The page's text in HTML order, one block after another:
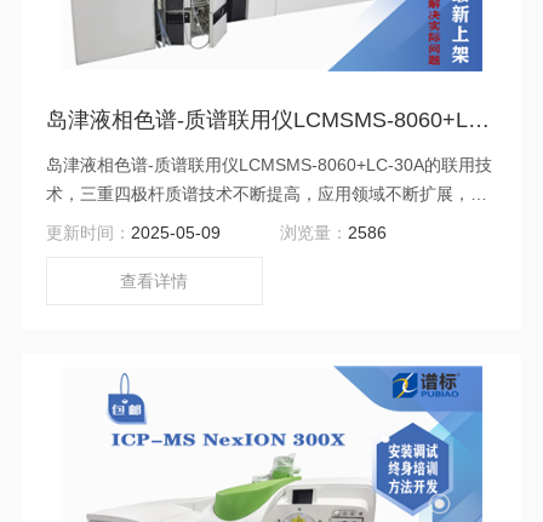
岛津液相色谱-质谱联用仪LCMSMS-8060+LC-30A（二手）
岛津液相色谱-质谱联用仪LCMSMS-8060+LC-30A的联用技
术，三重四极杆质谱技术不断提高，应用领域不断扩展，质
谱仪已广泛应用于化学、环境、能源、刑侦等多个领域，应
各国的突出问题。
更新时间： 2025-05-09 浏览量： 2586
查看详情